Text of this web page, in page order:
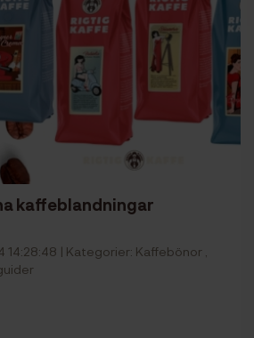
kaffeblandningar
14:28:48 | Kategorier: Kaffebönor